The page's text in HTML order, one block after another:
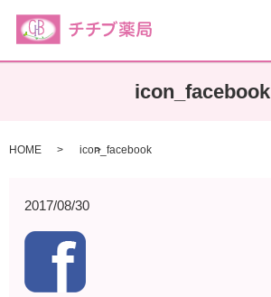
icon_facebook
HOME icon_facebook
2017/08/30